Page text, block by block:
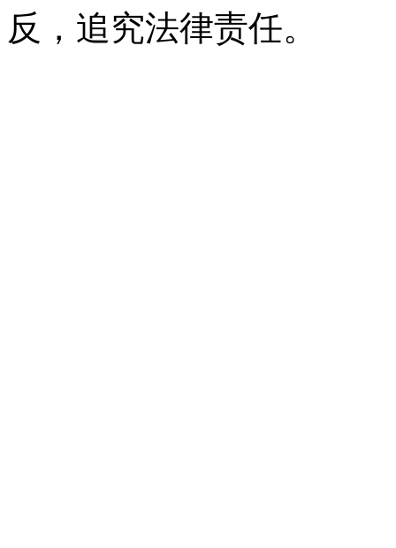
反，追究法律责任。